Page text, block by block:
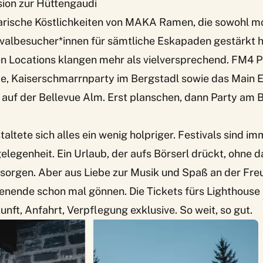
zur Hüttengaudi
Köstlichkeiten von MAKA Ramen, die sowohl
für sämtliche Eskapaden gestärkt
Locations klangen mehr als vielversprechend. FM4
Kaiserschmarrnparty im Bergstadl sowie das Main
der Bellevue Alm. Erst planschen, dann Party am
sich alles ein wenig holpriger. Festivals sind
Ein Urlaub, der aufs Börserl drückt, ohne
Aber aus Liebe zur Musik und Spaß an der
schon mal gönnen. Die Tickets fürs
Anfahrt, Verpflegung exklusive. So weit, so gut.